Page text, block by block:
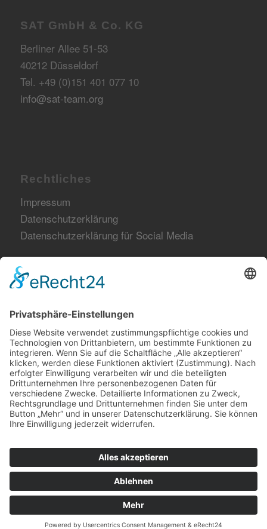
SAT GmbH & Co. KG
Berliner Allee 51-53
40212 Düsseldorf
Tel. +49 (0)151 401 077 10
info@sat-team.org
Rechtliches
Impressum
Datenschutzerklärung
Datenschutzerklärung für Social Media
Netzwerk
© Copyright - SAT Compliance Service Provider | Webdesign: Bodenröder